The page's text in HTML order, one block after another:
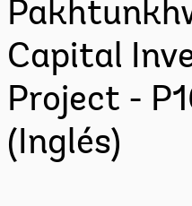
Capital
Project -
(Inglés)